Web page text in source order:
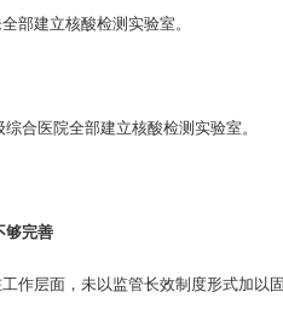
部建立核酸检测实验室。
合医院全部建立核酸检测实验室。
够完善
作层面，未以监管长效制度形式加